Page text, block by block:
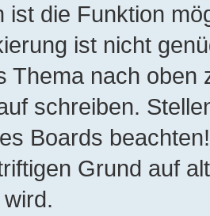
ist die Funktion
ist nicht
Thema nach oben
schreiben.
Boards
Grund auf